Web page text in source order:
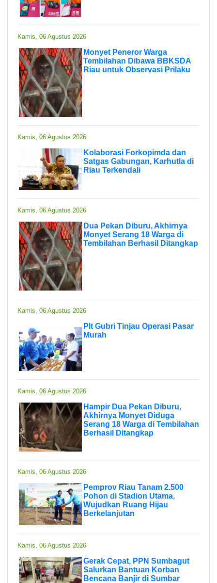
Kamis, 06 Agustus 2026
Monyet Peneror Warga
Tembilahan Dibawa BBKSDA
Riau untuk Observasi Prilaku
Kamis, 06 Agustus 2026
Kolaborasi Forkopimda dan
Satgas Gabungan, Karhutla di
Riau Terkendali
Kamis, 06 Agustus 2026
Dua Pekan Diburu, Akhirnya
Monyet Serang 18 Warga di
Tembilahan Berhasil Ditangkap
Kamis, 06 Agustus 2026
Plt Gubri Tinjau Operasi Pasar
Murah
Kamis, 06 Agustus 2026
Hampir Dua Pekan Diburu,
Akhirnya Monyet Diduga
Serang 18 Warga di Tembilahan
Berhasil Ditangkap
Kamis, 06 Agustus 2026
Pemprov Riau Tanam 2.500
Pohon di Stadion Utama,
Wujudkan Ruang Hijau
Berkelanjutan
Kamis, 06 Agustus 2026
Gerak Cepat, PPN Sumbagut
Salurkan Bantuan Korban
Bencana Banjir di Sumbar